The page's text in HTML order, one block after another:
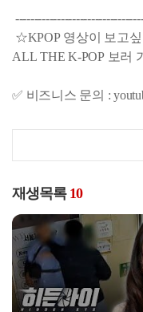
☆KPOP 영상이 보고
ALL THE K-POP 보러
✅ 비즈니스 문의 :
재생목록 10